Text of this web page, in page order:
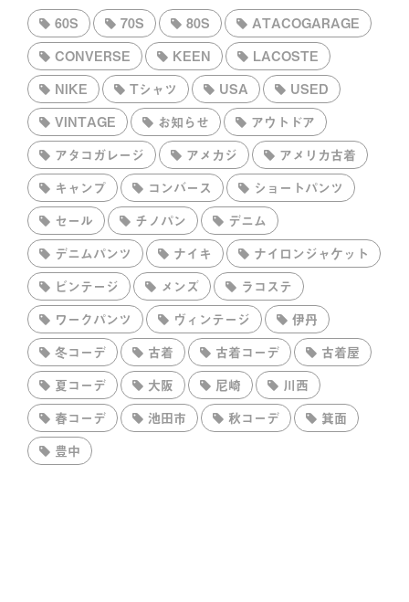
60S 70S 80S
ATACOGARAGE
CONVERSE
KEEN
LACOSTE
NIKE
Tシャツ USA
USED
VINTAGE
お知らせ
アウトドア
アタコガレージ
アメカジ
アメリカ古着
キャンプ
コンバース
ショートパンツ
セール
チノパン
デニム
デニムパンツ
ナイキ
ナイロンジャケット
ビンテージ
メンズ
ラコステ
ワークパンツ
ヴィンテージ
伊丹
冬コーデ
古着 古着コーデ
古着屋
夏コーデ
大阪 尼崎
川西
春コーデ
池田市 秋コーデ
箕面
豊中